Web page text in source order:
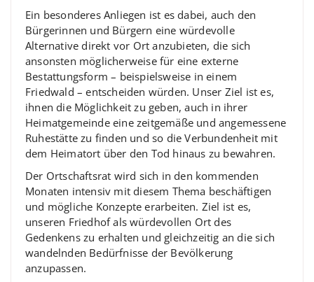
Ein besonderes Anliegen ist es dabei, auch den
Bürgerinnen und Bürgern eine würdevolle
Alternative direkt vor Ort anzubieten, die sich
ansonsten möglicherweise für eine externe
Bestattungsform – beispielsweise in einem
Friedwald – entscheiden würden. Unser Ziel ist es,
ihnen die Möglichkeit zu geben, auch in ihrer
Heimatgemeinde eine zeitgemäße und angemessene
Ruhestätte zu finden und so die Verbundenheit mit
dem Heimatort über den Tod hinaus zu bewahren.
Der Ortschaftsrat wird sich in den kommenden
Monaten intensiv mit diesem Thema beschäftigen
und mögliche Konzepte erarbeiten. Ziel ist es,
unseren Friedhof als würdevollen Ort des
Gedenkens zu erhalten und gleichzeitig an die sich
wandelnden Bedürfnisse der Bevölkerung
anzupassen.